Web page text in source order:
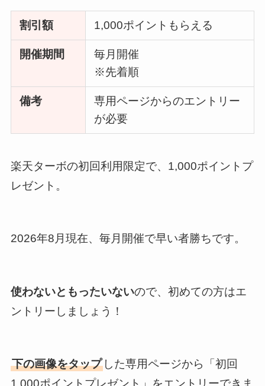
割引額 1,000ポイントもらえる
開催期間
毎月開催
※先着順
備考
専用ページからのエントリー
が必要
楽天ターボの初回利用限定で、1,000ポイントプ
レゼント。
2026年8月現在、毎月開催で早い者勝ちです。
使わないともったいないので、初めての方はエ
ントリーしましょう！
下の画像をタップした専用ページから「初回
1,000ポイントプレゼント」をエントリーできま